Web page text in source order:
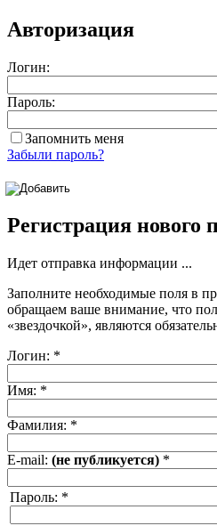
Авторизация
Логин:
Пароль:
Запомнить меня
Забыли пароль?
Регистрация нового
Идет отправка информации ...
Заполните необходимые поля в
обращаем ваше внимание, что
«звездочкой», являются
Логин: *
Имя: *
Фамилия: *
E-mail: (не публикуется) *
Пароль: *